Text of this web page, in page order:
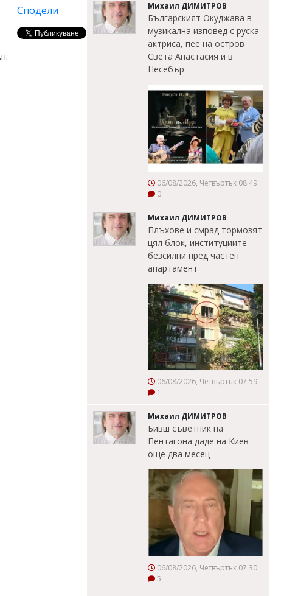
Сподели Михаил ДИМИТРОВ
Българският Окуджава в
музикална изповед с руска
актриса, пее на остров
Света Анастасия и в
Несебър
06/08/2026, Четвъртък 08:49
0
Михаил ДИМИТРОВ
Плъхове и смрад тормозят
цял блок, институциите
безсилни пред частен
апартамент
06/08/2026, Четвъртък 07:59
1
Михаил ДИМИТРОВ
Бивш съветник на
Пентагона даде на Киев
още два месец
06/08/2026, Четвъртък 07:30
5